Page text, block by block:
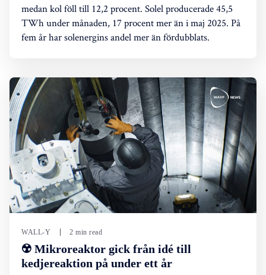
medan kol föll till 12,2 procent. Solel producerade 45,5
TWh under månaden, 17 procent mer än i maj 2025. På
fem år har solenergins andel mer än fördubblats.
WALL-Y 2 min read
☢️ Mikroreaktor gick från idé till
kedjereaktion på under ett år